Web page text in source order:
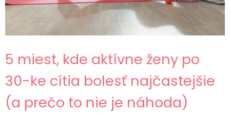
5 miest, kde aktívne ženy po
30-ke cítia bolesť najčastejšie
(a prečo to nie je náhoda)